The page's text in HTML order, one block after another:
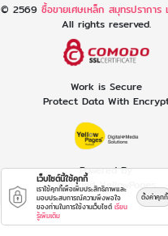
© 2569ซื้อขายเศษเหล็ก สมุทรปราการ
All rights reserved.
Work is Secure
Protect Data With
Powered By
Thailand YellowPages
เว็บไซต์นี้ใช้คุกกี้
เราใช้คุกกี้เพื่อเพิ่มประสิทธิภาพและ
มอบประสบการณ์ความพึงพอใจ
ของท่านในการใช้งานเว็บไซต์ เรียน
รู้เพิ่มเติม
ตั้งค่าคุกกี้